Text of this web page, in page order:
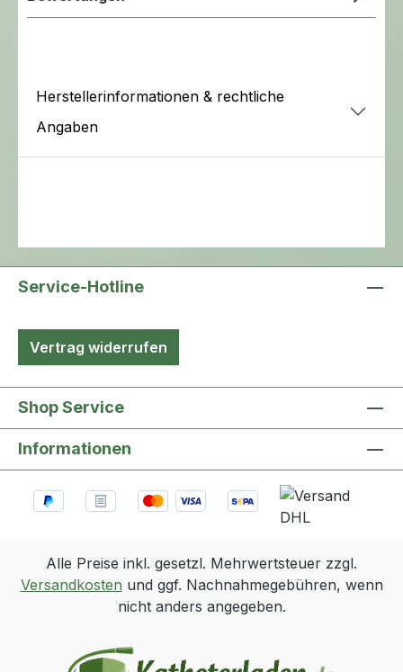
Herstellerinformationen & rechtliche
Angaben
Service-Hotline
Vertrag widerrufen
Shop Service
Informationen
Alle Preise inkl. gesetzl. Mehrwertsteuer zzgl.
Versandkosten und ggf. Nachnahmegebühren, wenn
nicht anders angegeben.